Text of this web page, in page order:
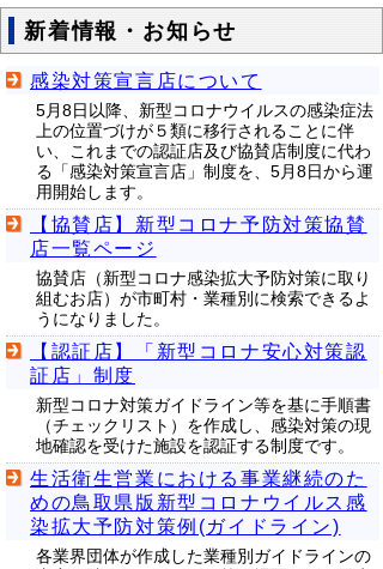
新着情報・お知らせ
感染対策宣言店について
5月8日以降、新型コロナウイルスの感染症法
上の位置づけが５類に移行されることに伴
い、これまでの認証店及び協賛店制度に代わ
る「感染対策宣言店」制度を、5月8日から運
用開始します。
【協賛店】新型コロナ予防対策協賛
店一覧ページ
協賛店（新型コロナ感染拡大予防対策に取り
組むお店）が市町村・業種別に検索できるよ
うになりました。
【認証店】「新型コロナ安心対策認
証店」制度
新型コロナ対策ガイドライン等を基に手順書
（チェックリスト）を作成し、感染対策の現
地確認を受けた施設を認証する制度です。
生活衛生営業における事業継続のた
めの鳥取県版新型コロナウイルス感
染拡大予防対策例(ガイドライン)
各業界団体が作成した業種別ガイドラインの